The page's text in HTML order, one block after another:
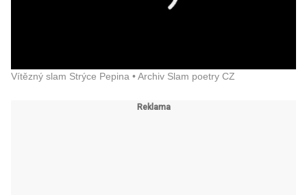
Vítězný slam Strýce Pepina • Archiv Slam poetry CZ